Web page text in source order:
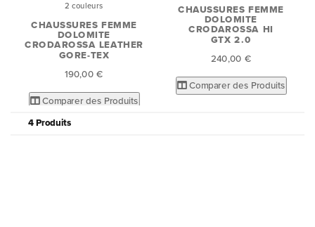
2 couleurs
CHAUSSURES FEMME
DOLOMITE
CRODAROSSA LEATHER
GORE-TEX
190,00 €
Comparer des Produits
CHAUSSURES FEMME
DOLOMITE
CRODAROSSA HI
GTX 2.0
240,00 €
Comparer des Produits
4 Produits